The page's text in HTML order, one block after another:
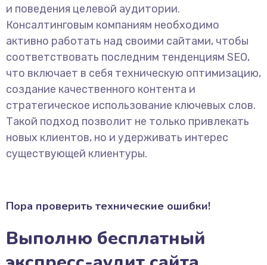
и поведения целевой аудитории.
Консалтинговым компаниям необходимо
активно работать над своими сайтами, чтобы
соответствовать последним тенденциям SEO,
что включает в себя техническую оптимизацию,
создание качественного контента и
стратегическое использование ключевых слов.
Такой подход позволит не только привлекать
новых клиентов, но и удерживать интерес
существующей клиентуры.
Пора проверить технические ошибки!
Выполню бесплатный